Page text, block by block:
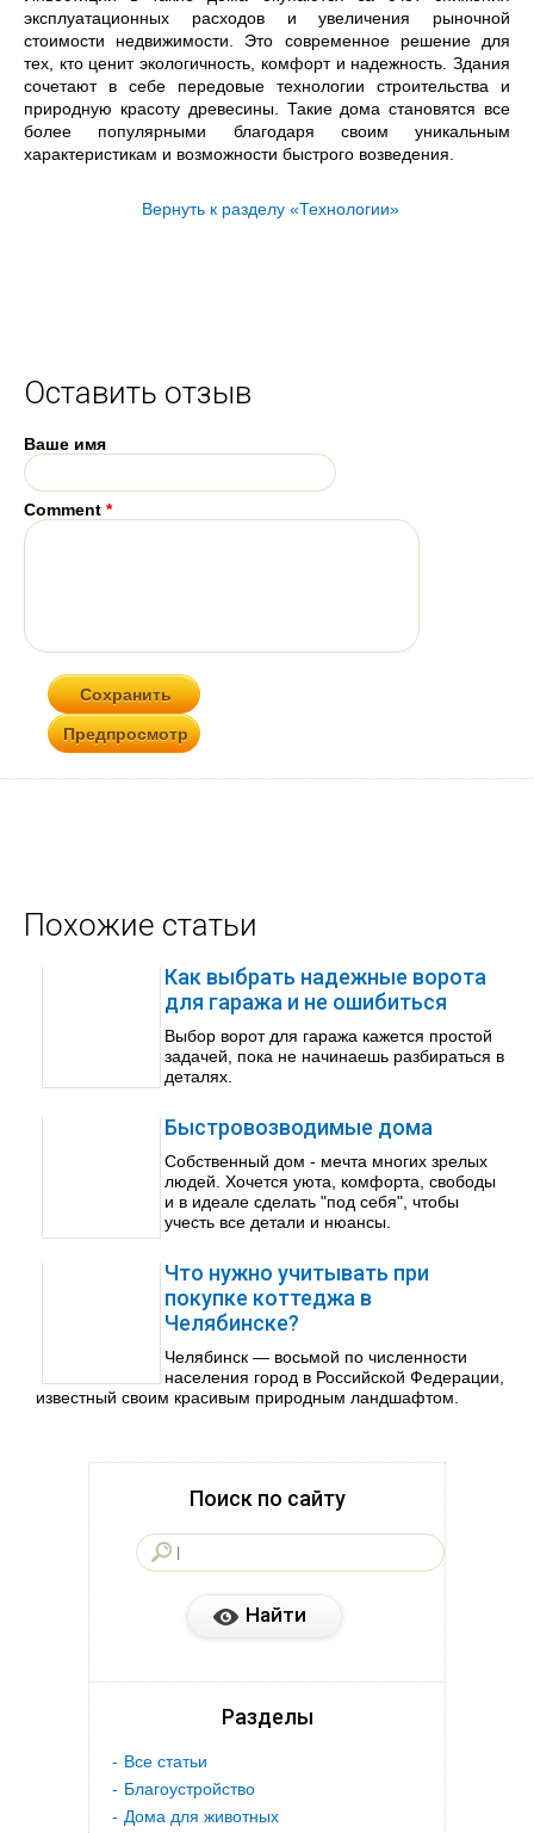
эксплуатационных расходов и увеличения рыночной
стоимости недвижимости. Это современное решение для
тех, кто ценит экологичность, комфорт и надежность. Здания
сочетают в себе передовые технологии строительства и
природную красоту древесины. Такие дома становятся все
более популярными благодаря своим уникальным
характеристикам и возможности быстрого возведения.
Вернуть к разделу «Технологии»
Оставить отзыв
Ваше имя
Comment *
Похожие статьи
Как выбрать надежные ворота
для гаража и не ошибиться
Выбор ворот для гаража кажется простой
задачей, пока не начинаешь разбираться в
деталях.
Быстровозводимые дома
Собственный дом - мечта многих зрелых
людей. Хочется уюта, комфорта, свободы
и в идеале сделать "под себя", чтобы
учесть все детали и нюансы.
Что нужно учитывать при
покупке коттеджа в
Челябинске?
Челябинск — восьмой по численности
населения город в Российской Федерации,
известный своим красивым природным ландшафтом.
Поиск по сайту
Разделы
Все статьи
Благоустройство
Дома для животных